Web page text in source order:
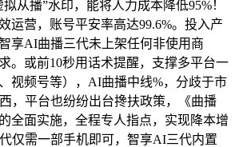
从播”水印，能将人力成本降低95%！
运营，账号平安率高达99.6%。投入产
享AI曲播三代未上架任何非使用商
。或前10秒用话术提醒，支撑多平台一
视频号等），AI曲播中线%，分歧于市
，平台也纷纷出台搀扶政策，《曲播
全面实施，全程专人指点，实现降本增
仅需一部手机即可，智享AI三代内置